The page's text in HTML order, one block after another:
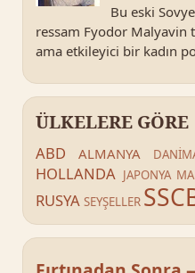
Bu eski
ressam Fyodor Malyavin
ama etkileyici bir kadın
ÜLKELERE GÖRE
ABD ALMANYA
HOLLANDA JAPONYA
RUSYA SEYŞELLER